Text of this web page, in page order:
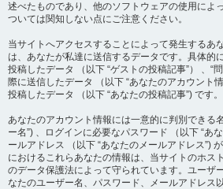
述べたものであり、他のソフトウェアの使用によ
ついては関知しない点にご注意ください。
当サイトへアクセスすることによって発生するあ
は、あなたが私達に送信するデータです。具体的
投稿したデータ （以下 “ゲストの投稿記事”） 、“
際に送信したデータ （以下 “あなたのアカウント
投稿したデータ （以下 “あなたの投稿記事”) です。
あなたのアカウント情報には一意的に判別できる
ー名”) 、ログインに必要なパスワード （以下 “あ
ールアドレス （以下 “あなたのメールアドレス”)
におけるこれらあなたの情報は、当サイトのホス
のデータ保護法によって守られています。ユーザ
なたのユーザー名、パスワード、メールアドレス